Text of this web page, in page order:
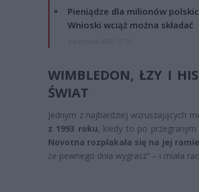
Pieniądze dla milionów
Wnioski wciąż można składać
WIMBLEDON, ŁZY I
ŚWIAT
Jednym z najbardziej wzruszających
z 1993 roku, kiedy to po
Novotna rozpłakała się na jej
że pewnego dnia wygrasz” – i miała